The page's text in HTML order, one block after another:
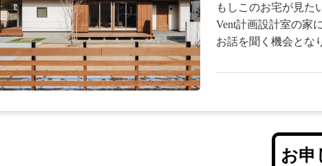
もしこのお宅が見た
Vent計画設計室の家
お話を聞く機会とな
お申